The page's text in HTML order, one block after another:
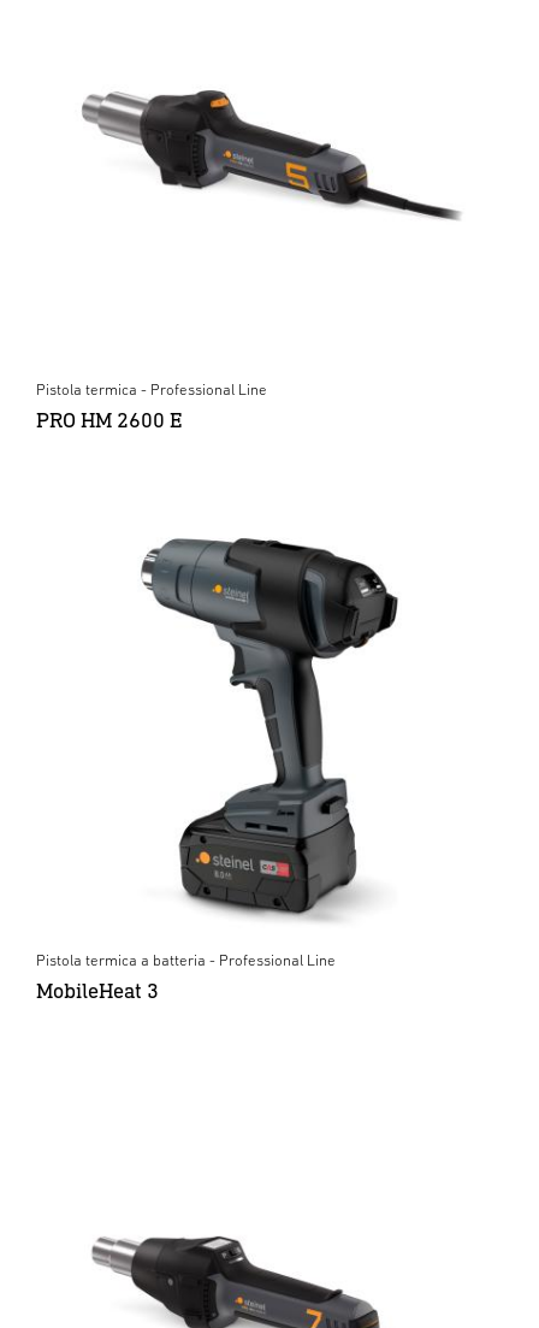
Pistola termica - Professional Line
PRO HM 2600 E
Pistola termica a batteria - Professional Line
MobileHeat 3